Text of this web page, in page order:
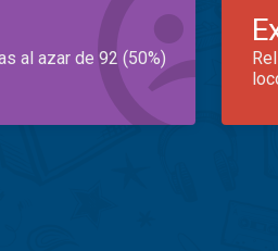
al azar de 92 (50%)